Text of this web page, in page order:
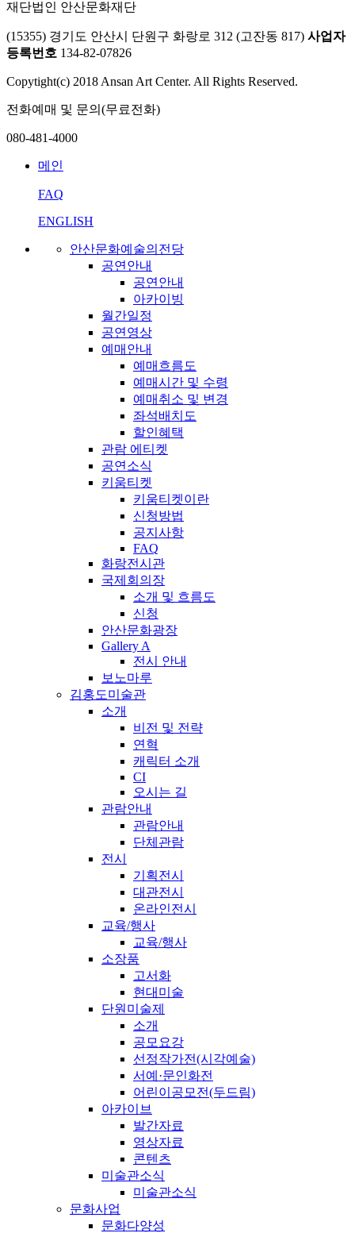
재단법인 안산문화재단
(15355) 경기도 안산시 단원구 화랑로 312 (고잔동 817) 사업자
등록번호 134-82-07826
Copytight(c) 2018 Ansan Art Center. All Rights Reserved.
전화예매 및 문의(무료전화)
080-481-4000
메인
FAQ
ENGLISH
안산문화예술의전당
공연안내
공연안내
아카이빙
월간일정
공연영상
예매안내
예매흐름도
예매시간 및 수령
예매취소 및 변경
좌석배치도
할인혜택
관람 에티켓
공연소식
키움티켓
키움티켓이란
신청방법
공지사항
FAQ
화랑전시관
국제회의장
소개 및 흐름도
신청
안산문화광장
Gallery A
전시 안내
보노마루
김홍도미술관
소개
비전 및 전략
연혁
캐릭터 소개
CI
오시는 길
관람안내
관람안내
단체관람
전시
기획전시
대관전시
온라인전시
교육/행사
교육/행사
소장품
고서화
현대미술
단원미술제
소개
공모요강
선정작가전(시각예술)
서예·문인화전
어린이공모전(두드림)
아카이브
발간자료
영상자료
콘텐츠
미술관소식
미술관소식
문화사업
문화다양성